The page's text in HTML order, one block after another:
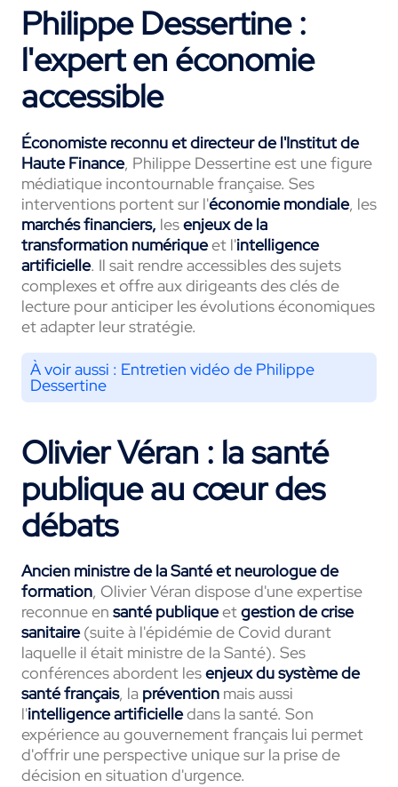
Philippe Dessertine :
l'expert en économie
accessible
Économiste reconnu et directeur de l'Institut de
Haute Finance, Philippe Dessertine est une figure
médiatique incontournable française. Ses
interventions portent sur l'économie mondiale, les
marchés financiers, lesenjeux de la
transformation numériqueet l'intelligence
artificielle. Il sait rendre accessibles des sujets
complexes et offre aux dirigeants des clés de
lecture pour anticiper les évolutions économiques
et adapter leur stratégie.
À voir aussi : Entretien vidéo de Philippe
Dessertine
Olivier Véran : la santé
publique au cœur des
débats
Ancien ministre de la Santé et neurologue de
formation, Olivier Véran dispose d'une expertise
reconnue en santé publiqueetgestion de crise
sanitaire(suite à l'épidémie de Covid durant
laquelle il était ministre de la Santé). Ses
conférences abordent lesenjeux du système de
santé français, la prévention mais aussi
l'intelligence artificielledans la santé. Son
expérience au gouvernement français lui permet
d'offrir une perspective unique sur la prise de
décision en situation d'urgence.